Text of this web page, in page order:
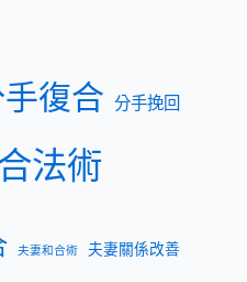
復合 分手挽回
法術
夫妻和合術 夫妻關係改善